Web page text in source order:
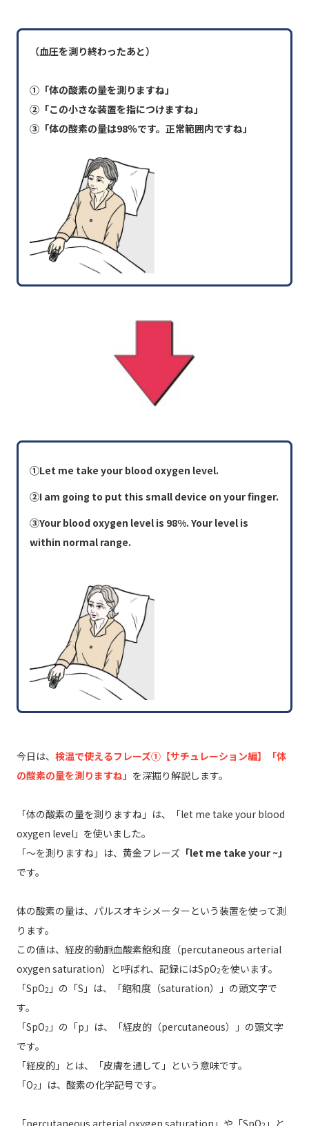
（血圧を測り終わったあと）
①「体の酸素の量を測りますね」
②「この小さな装置を指につけますね」
③「体の酸素の量は98％です。正常範囲内ですね」
①Let me take your blood oxygen level.
②I am going to put this small device on your finger.
③Your blood oxygen level is 98%. Your level is
within normal range.
今日は、 検温で使えるフレーズ①【サチュレーション編】「体
の酸素の量を測りますね」 を深掘り解説します。
「体の酸素の量を測りますね」は、「let me take your blood
oxygen level」を使いました。
「～を測りますね」は、黄金フレーズ「let me take your ~」
です。
体の酸素の量は、パルスオキシメーターという装置を使って測
ります。
この値は、経皮的動脈血酸素飽和度（percutaneous arterial
oxygen saturation）と呼ばれ、記録にはSpO2を使います。
「SpO2 」の「S」は、「飽和度（saturation）」の頭文字で
す。
「SpO2 」の「p」は、「経皮的（percutaneous）」の頭文字
です。
「経皮的」とは、「皮膚を通して」という意味です。
「O2 」は、酸素の化学記号です。